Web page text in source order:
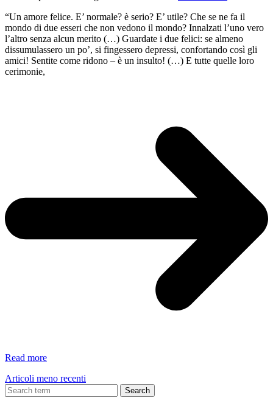
“Un amore felice. E’ normale? è serio? E’ utile? Che se ne fa il
mondo di due esseri che non vedono il mondo? Innalzati l’uno vero
l’altro senza alcun merito (…) Guardate i due felici: se almeno
dissumulassero un po’, si fingessero depressi, confortando così gli
amici! Sentite come ridono – è un insulto! (…) E tutte quelle loro
cerimonie,
Read moreda
d’Amore
–
Articoli meno recenti
Search